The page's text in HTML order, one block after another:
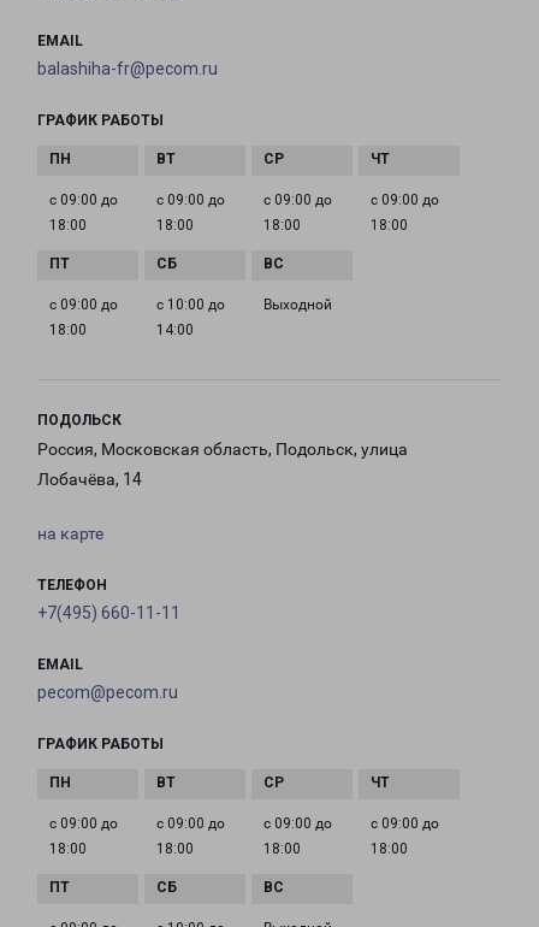
EMAIL
balashiha-fr@pecom.ru
ГРАФИК РАБОТЫ
с 09:00 до
18:00
с 09:00 до
18:00
с 09:00 до
18:00
с 09:00 до
18:00
с 09:00 до
18:00
с 10:00 до
14:00
Выходной
ПОДОЛЬСК
Россия, Московская область, Подольск, улица
Лобачёва, 14
на карте
ТЕЛЕФОН
+7(495) 660-11-11
EMAIL
pecom@pecom.ru
ГРАФИК РАБОТЫ
с 09:00 до
18:00
с 09:00 до
18:00
с 09:00 до
18:00
с 09:00 до
18:00